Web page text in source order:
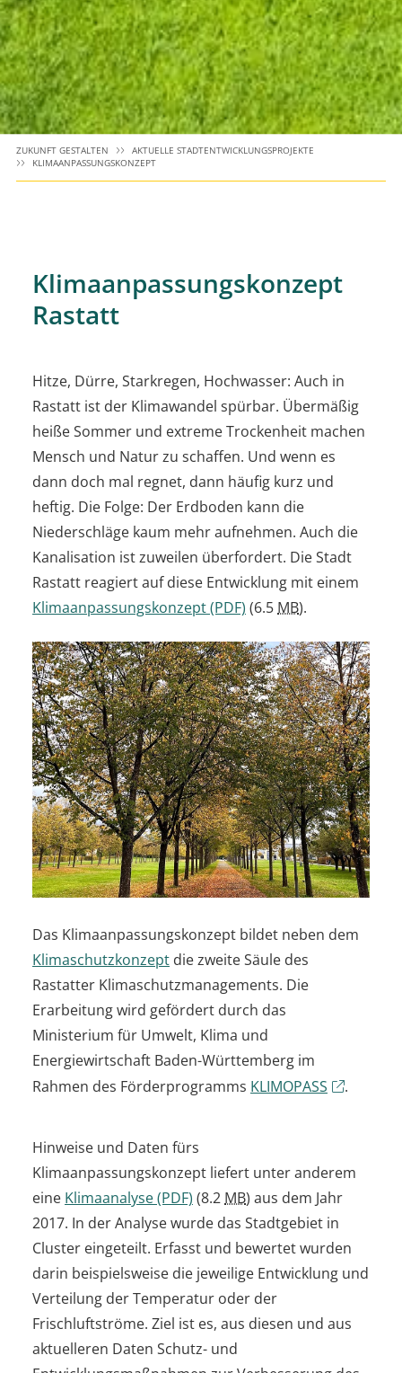
ZUKUNFT GESTALTEN
AKTUELLE STADTENTWICKLUNGSPROJEKTE
KLIMAANPASSUNGSKONZEPT
Klimaanpassungskonzept
Rastatt
Hitze, Dürre, Starkregen, Hochwasser: Auch in
Rastatt ist der Klimawandel spürbar. Übermäßig
heiße Sommer und extreme Trockenheit machen
Mensch und Natur zu schaffen. Und wenn es
dann doch mal regnet, dann häufig kurz und
heftig. Die Folge: Der Erdboden kann die
Niederschläge kaum mehr aufnehmen. Auch die
Kanalisation ist zuweilen überfordert. Die Stadt
Rastatt reagiert auf diese Entwicklung mit einem
Klimaanpassungskonzept(PDF) (6.5 MB).
Das Klimaanpassungskonzept bildet neben dem
Klimaschutzkonzept die zweite Säule des
Rastatter Klimaschutzmanagements. Die
Erarbeitung wird gefördert durch das
Ministerium für Umwelt, Klima und
Energiewirtschaft Baden-Württemberg im
Rahmen des Förderprogramms KLIMOPASS .
Hinweise und Daten fürs
Klimaanpassungskonzept liefert unter anderem
eine Klimaanalyse(PDF) (8.2 MB) aus dem Jahr
2017. In der Analyse wurde das Stadtgebiet in
Cluster eingeteilt. Erfasst und bewertet wurden
darin beispielsweise die jeweilige Entwicklung und
Verteilung der Temperatur oder der
Frischluftströme. Ziel ist es, aus diesen und aus
aktuelleren Daten Schutz- und